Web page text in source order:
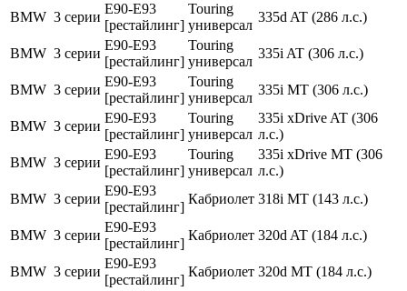
BMW 3 серии
E90-E93
[рестайлинг]
Touring
универсал
335d AT (286 л.с.)
BMW 3 серии
E90-E93
[рестайлинг]
Touring
универсал
335i AT (306 л.с.)
BMW 3 серии
E90-E93
[рестайлинг]
Touring
универсал
335i MT (306 л.с.)
BMW 3 серии
E90-E93
[рестайлинг]
Touring
универсал
335i xDrive AT (306
л.с.)
BMW 3 серии
E90-E93
[рестайлинг]
Touring
универсал
335i xDrive MT (306
л.с.)
BMW 3 серии
E90-E93
[рестайлинг]
Кабриолет 318i MT (143 л.с.)
BMW 3 серии
E90-E93
[рестайлинг]
Кабриолет 320d AT (184 л.с.)
BMW 3 серии
E90-E93
[рестайлинг]
Кабриолет 320d MT (184 л.с.)